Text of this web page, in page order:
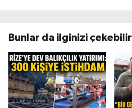
Bunlar da ilginizi çekebilir